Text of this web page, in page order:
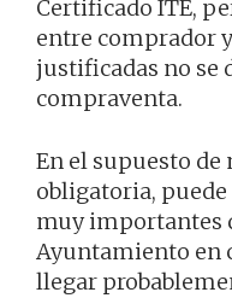
Certificado ITE,
entre comprador
justificadas no se
compraventa.
En el supuesto
obligatoria,
muy importantes
Ayuntamiento en
llegar